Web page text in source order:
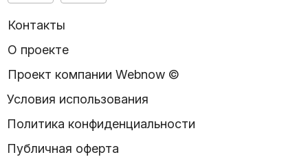
Контакты
О проекте
Проект компании Webnow ©
Условия использования
Политика конфиденциальности
Публичная оферта